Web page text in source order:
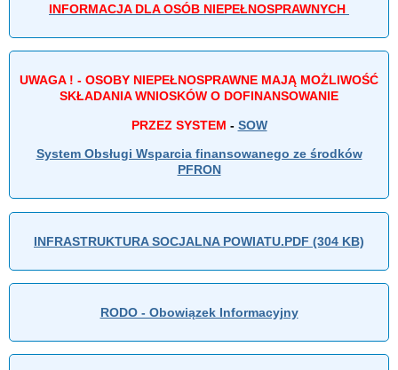
INFORMACJA DLA OSÓB NIEPEŁNOSPRAWNYCH
UWAGA ! - OSOBY NIEPEŁNOSPRAWNE MAJĄ MOŻLIWOŚĆ
SKŁADANIA WNIOSKÓW O DOFINANSOWANIE
PRZEZ SYSTEM - SOW
System Obsługi Wsparcia finansowanego ze środków
PFRON
INFRASTRUKTURA SOCJALNA POWIATU.PDF (304 KB)
RODO - Obowiązek Informacyjny